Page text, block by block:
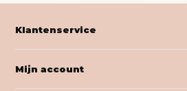
Klantenservice
Mijn account